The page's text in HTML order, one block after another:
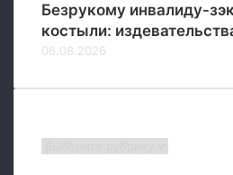
и
Безрукому инвалиду-
костыли:
06.08.2026